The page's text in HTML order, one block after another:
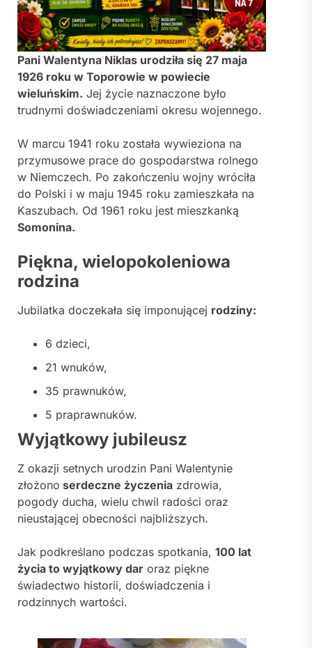
Pani Walentyna Niklas urodziła się 27 maja
1926 roku w Toporowie w powiecie
wieluńskim. Jej życie naznaczone było
trudnymi doświadczeniami okresu wojennego.
W marcu 1941 roku została wywieziona na
przymusowe prace do gospodarstwa rolnego
w Niemczech. Po zakończeniu wojny wróciła
do Polski i w maju 1945 roku zamieszkała na
Kaszubach. Od 1961 roku jest mieszkanką
Somonina.
Piękna, wielopokoleniowa
rodzina
Jubilatka doczekała się imponującej rodziny:
6 dzieci,
21 wnuków,
35 prawnuków,
5 praprawnuków.
Wyjątkowy jubileusz
Z okazji setnych urodzin Pani Walentynie
złożono serdeczne życzenia zdrowia,
pogody ducha, wielu chwil radości oraz
nieustającej obecności najbliższych.
Jak podkreślano podczas spotkania, 100 lat
życia to wyjątkowy dar oraz piękne
świadectwo historii, doświadczenia i
rodzinnych wartości.